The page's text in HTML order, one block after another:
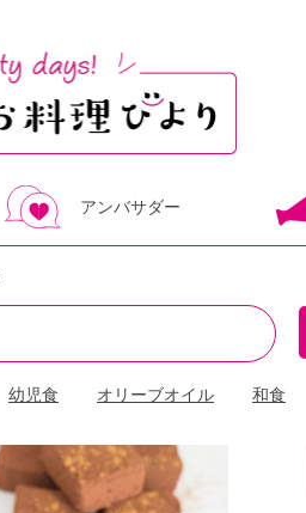
アンバサダー
幼児食 オリーブオイル 和食